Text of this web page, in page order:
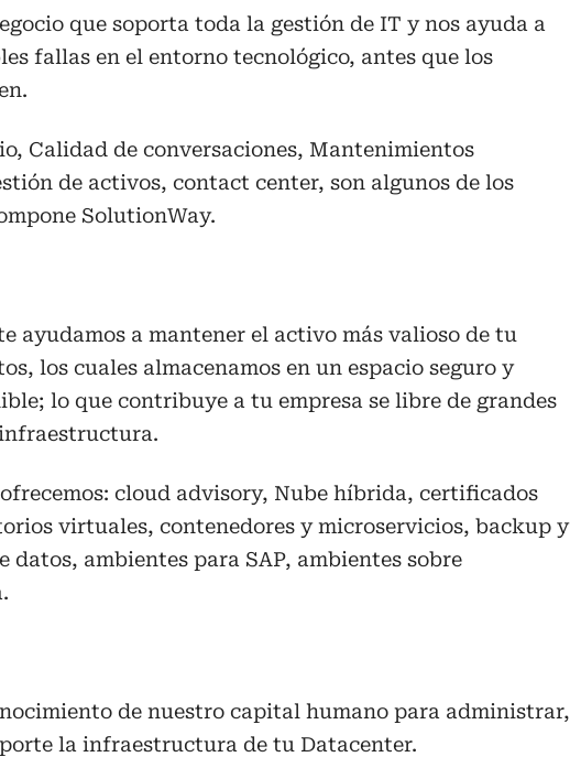
que soporta toda la gestión de IT y nos ayuda a
fallas en el entorno tecnológico, antes que los
Calidad de conversaciones, Mantenimientos
de activos, contact center, son algunos de los
SolutionWay.
ayudamos a mantener el activo más valioso de tu
los cuales almacenamos en un espacio seguro y
lo que contribuye a tu empresa se libre de grandes
cloud advisory, Nube híbrida, certificados
virtuales, contenedores y microservicios, backup y
datos, ambientes para SAP, ambientes sobre
de nuestro capital humano para administrar,
la infraestructura de tu Datacenter.